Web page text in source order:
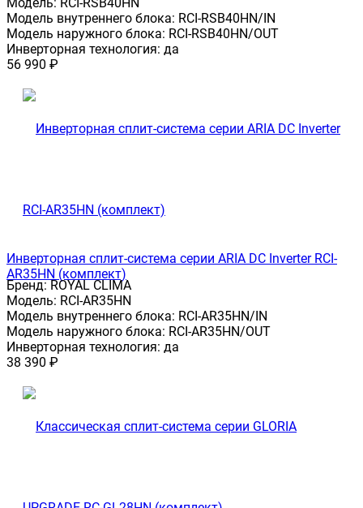
Модель: RCI-RSB40HN
Модель внутреннего блока: RCI-RSB40HN/IN
Модель наружного блока: RCI-RSB40HN/OUT
Инверторная технология: да
56 990 ₽
Инверторная сплит-система серии ARIA DC Inverter RCI-
AR35HN (комплект)
Бренд: ROYAL CLIMA
Модель: RCI-AR35HN
Модель внутреннего блока: RCI-AR35HN/IN
Модель наружного блока: RCI-AR35HN/OUT
Инверторная технология: да
38 390 ₽